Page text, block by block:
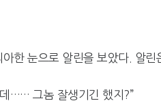
한 눈으로 알린을 보았다. 알린
…… 그놈 잘생기긴 했지?”